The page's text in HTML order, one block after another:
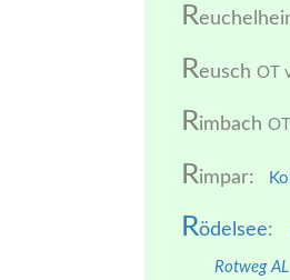
R
Reusch OT
Rimbach
Rimpar:
Rödelsee:
Rotweg AL